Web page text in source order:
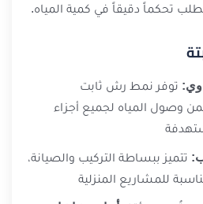
تحكماً دقيقاً في كمية المياه.
توفر نمط رش ثابت
وصول المياه لجميع أجزاء
تتميز ببساطة التركيب والصيانة،
للمشاريع المنزلية